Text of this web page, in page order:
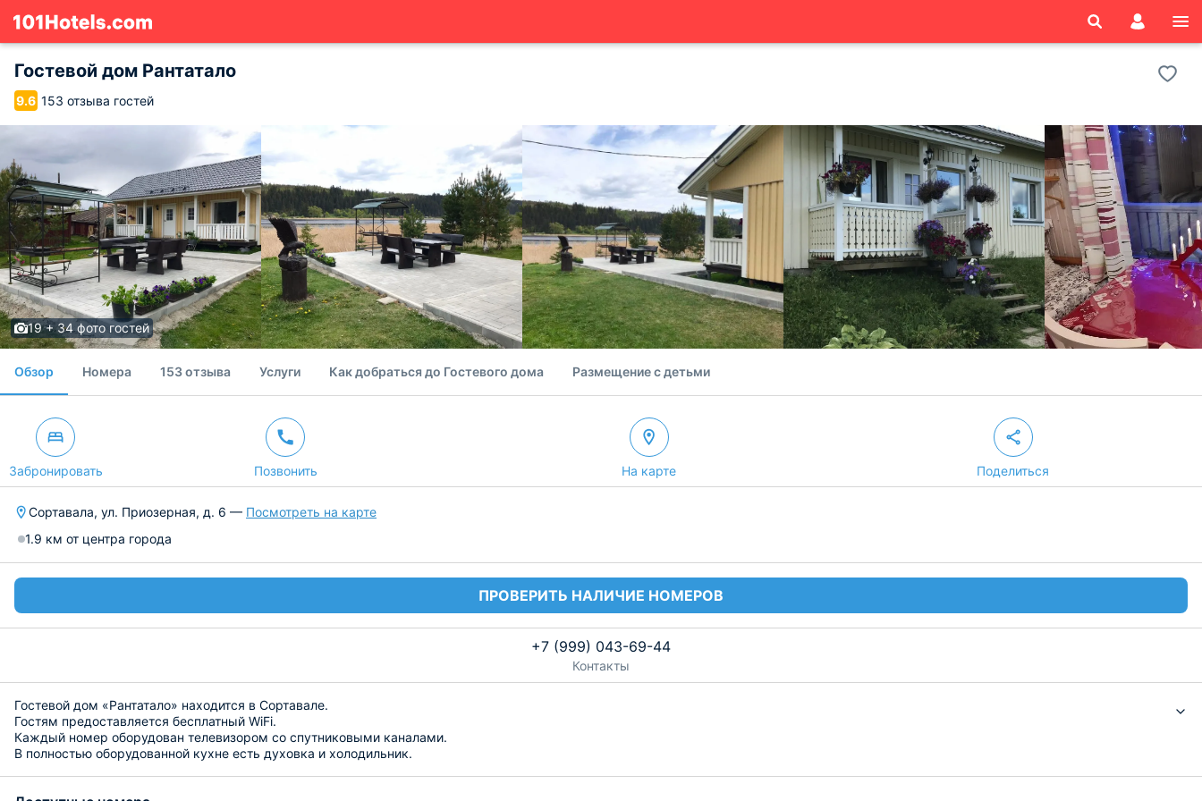
Гостевой дом Рантатало
9.6 153 отзыва гостей
19 + 34 фото гостей
Обзор Номера 153 отзыва Услуги Как добраться до Гостевого дома Размещение с детьми
Забронировать Позвонить На карте Поделиться
Сортавала, ул. Приозерная, д. 6 — Посмотреть на карте
1.9 км от центра города
ПРОВЕРИТЬ НАЛИЧИЕ НОМЕРОВ
+7 (999) 043-69-44
Контакты
Гостевой дом «Рантатало» находится в Сортавале.
Гостям предоставляется бесплатный WiFi.
Каждый номер оборудован телевизором со спутниковыми каналами.
В полностью оборудованной кухне есть духовка и холодильник.